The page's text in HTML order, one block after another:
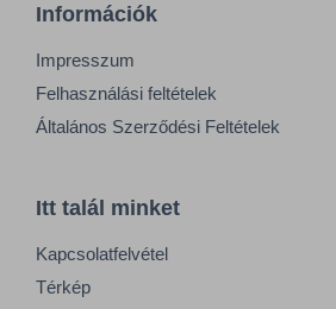
Információk
Impresszum
Felhasználási feltételek
Általános Szerződési Feltételek
Itt talál minket
Kapcsolatfelvétel
Térkép